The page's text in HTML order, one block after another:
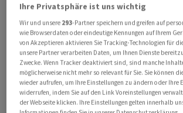
der Notenbanken auswirken können. Bei
Notenbank Fed wird erwartet, dass sie
Leitzinssenkungen verzichtet.
Die etwas gefallenen Ölpreise stützten
Anleihekurse nicht. US-Präsident
verzichtet nach eigenen Angaben
Ihre Privatsphäre ist uns wichtig
Wir und unsere 293-Partner speichern und greifen auf
wie Browserdaten oder eindeutige Kennungen auf Ihrem
von Akzeptieren aktivieren Sie Tracking-Technologien für
unsere Partner verarbeiten Daten, um Ihnen Dienste
Zwecke. Wenn Tracker deaktiviert sind, sind manche
möglicherweise nicht mehr so relevant für Sie. Sie können
wieder aufrufen, um Ihre Einstellungen zu ändern oder Ihre
widerrufen, indem Sie auf den Link Voreinstellungen
der Webseite klicken. Ihre Einstellungen gelten innerhalb